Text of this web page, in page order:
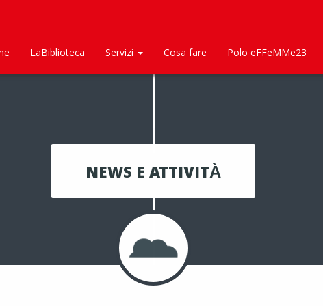
LaBiblioteca Servizi Cosa fare Polo eFFeMMe23
NEWS E ATTIVITÀ